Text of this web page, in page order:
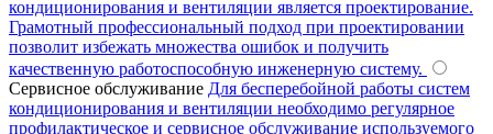
кондиционирования и вентиляции является проектирование.
Грамотный профессиональный подход при проектировании
позволит избежать множества ошибок и получить
качественную работоспособную инженерную систему.
Сервисное обслуживание Для бесперебойной работы систем
кондиционирования и вентиляции необходимо регулярное
профилактическое и сервисное обслуживание используемого